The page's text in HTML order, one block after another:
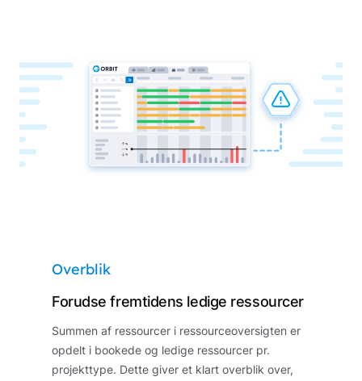
Overblik
Forudse fremtidens ledige ressourcer
Summen af ressourcer i ressourceoversigten er
opdelt i bookede og ledige ressourcer pr.
projekttype. Dette giver et klart overblik over,